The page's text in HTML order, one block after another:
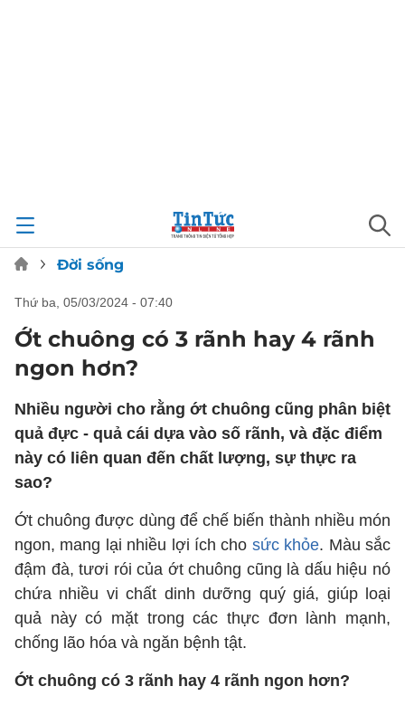
Đời sống
thứ ba, 05/03/2024 - 07:40
Ớt chuông có 3 rãnh hay 4 rãnh
ngon hơn?
Nhiều người cho rằng ớt chuông cũng phân biệt
quả đực - quả cái dựa vào số rãnh, và đặc điểm
này có liên quan đến chất lượng, sự thực ra
sao?
Ớt chuông được dùng để chế biến thành nhiều món
ngon, mang lại nhiều lợi ích cho sức khỏe. Màu sắc
đậm đà, tươi rói của ớt chuông cũng là dấu hiệu nó
chứa nhiều vi chất dinh dưỡng quý giá, giúp loại
quả này có mặt trong các thực đơn lành mạnh,
chống lão hóa và ngăn bệnh tật.
Ớt chuông có 3 rãnh hay 4 rãnh ngon hơn?